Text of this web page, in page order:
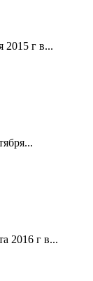
2015 г в...
2016 г в...